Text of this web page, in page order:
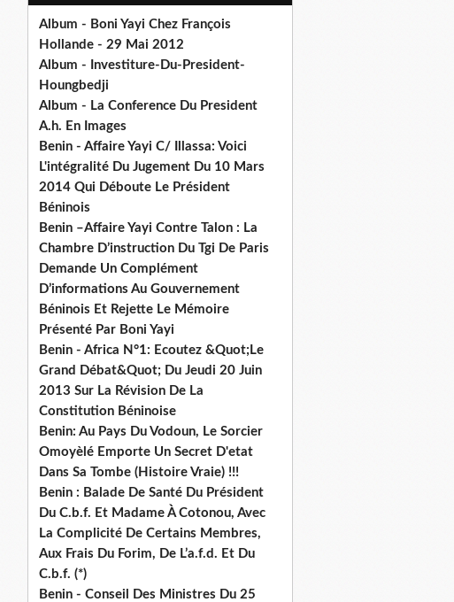
Album - Boni Yayi Chez François
Hollande - 29 Mai 2012
Album - Investiture-Du-President-
Houngbedji
Album - La Conference Du President
A.h. En Images
Benin - Affaire Yayi C/ Illassa: Voici
L'intégralité Du Jugement Du 10 Mars
2014 Qui Déboute Le Président
Béninois
Benin –Affaire Yayi Contre Talon : La
Chambre D’instruction Du Tgi De Paris
Demande Un Complément
D’informations Au Gouvernement
Béninois Et Rejette Le Mémoire
Présenté Par Boni Yayi
Benin - Africa N°1: Ecoutez &Quot;Le
Grand Débat&Quot; Du Jeudi 20 Juin
2013 Sur La Révision De La
Constitution Béninoise
Benin: Au Pays Du Vodoun, Le Sorcier
Omoyèlé Emporte Un Secret D'etat
Dans Sa Tombe (Histoire Vraie) !!!
Benin : Balade De Santé Du Président
Du C.b.f. Et Madame À Cotonou, Avec
La Complicité De Certains Membres,
Aux Frais Du Forim, De L’a.f.d. Et Du
C.b.f. (*)
Benin - Conseil Des Ministres Du 25